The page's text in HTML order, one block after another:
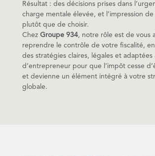
Résultat : des décisions prises dans
charge mentale élevée, et l’impression
plutôt que de choisir.
Chez Groupe 934, notre rôle est de vous
reprendre le contrôle de votre fiscalité,
des stratégies claires, légales et adaptées
d’entrepreneur pour que l’impôt cesse
et devienne un élément intégré à votre
globale.